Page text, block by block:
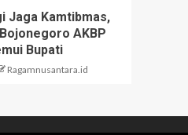
Jaga Kamtibmas,
AKBP
Bupati
Ragamnusantara.id